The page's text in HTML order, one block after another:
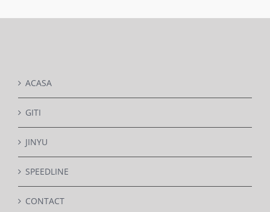
ACASA
GITI
JINYU
SPEEDLINE
CONTACT